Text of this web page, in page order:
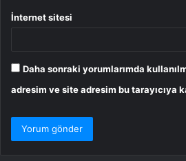
İnternet sitesi
Daha sonraki yorumlarımda
adresim ve site adresim bu tarayıcıya